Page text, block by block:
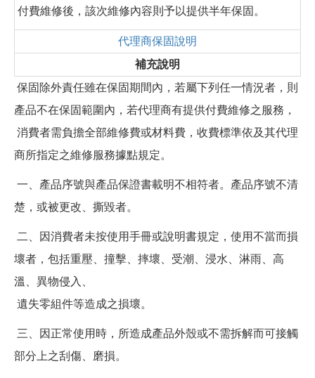
付費維修後，該次維修內容則予以提供半年保固。
代理商保固說明
補充說明
保固除外責任雖在保固期間內，若屬下列任一情況者，則
產品不在保固範圍內，若代理商有提供付費維修之服務，
消費者需負擔全部維修費或材料費，收費標準依及其代理
商所指定之維修服務據點規定。
一、產品序號與產品保證書載明不相符者。產品序號不清
楚，或被更改、撕毀者。
二、因消費者未按使用手冊或說明書規定，使用不當而損
壞者，包括重壓、撞擊、摔壞、受潮、浸水、淋雨、高
溫、異物侵入、
遺失零組件等造成之損壞。
三、因正常使用時，所造成產品外殼或不需拆解而可接觸
部分上之刮傷、磨損。